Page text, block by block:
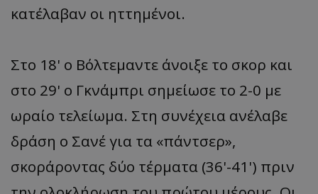
κατέλαβαν οι ηττημένοι.
Στο 18' ο Βόλτεμαντε άνοιξε το σκορ και
στο 29' ο Γκνάμπρι σημείωσε το 2-0 με
ωραίο τελείωμα. Στη συνέχεια ανέλαβε
δράση ο Σανέ για τα «πάντσερ»,
σκοράροντας δύο τέρματα (36'-41') πριν